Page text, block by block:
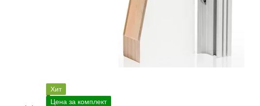
Хит
Цена за комплект